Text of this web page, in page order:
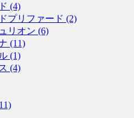
(4)
プリファード (2)
リオン (6)
(11)
(1)
(4)